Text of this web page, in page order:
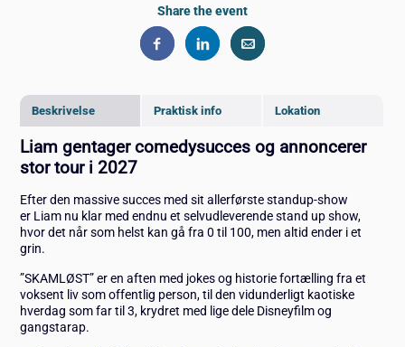
Beskrivelse Praktisk info Lokation
Liam gentager comedysucces og annoncerer
stor tour i 2027
Efter den massive succes med sit allerførste standup-show
er Liam nu klar med endnu et selvudleverende stand up show,
hvor det når som helst kan gå fra 0 til 100, men altid ender i et
grin.
”SKAMLØST” er en aften med jokes og historie fortælling fra et
voksent liv som offentlig person, til den vidunderligt kaotiske
hverdag som far til 3, krydret med lige dele Disneyfilm og
gangstarap.
Share the event